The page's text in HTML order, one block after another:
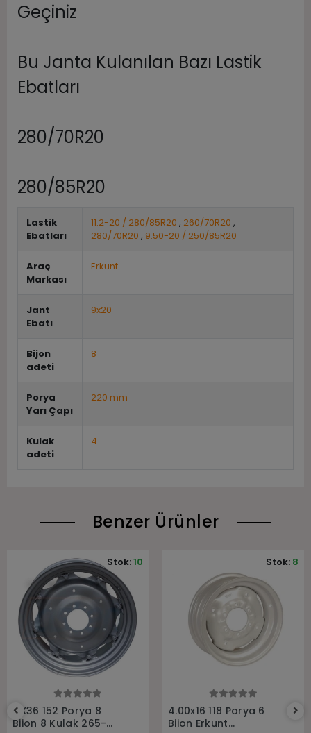
Geçiniz
Bu Janta Kulanılan Bazı Lastik
Ebatları
280/70R20
280/85R20
Lastik
Ebatları
11.2-20 / 280/85R20 , 260/70R20 ,
280/70R20 , 9.50-20 / 250/85R20
Araç
Markası
Erkunt
Jant
Ebatı
9x20
Bijon
adeti
8
Porya
Yarı Çapı
220 mm
Kulak
adeti
4
Benzer Ürünler
11X36 152 Porya 8
Bijon 8 Kulak 265-
Stok:10
4.00x16 118 Porya 6
Bijon Erkunt
Stok: 8